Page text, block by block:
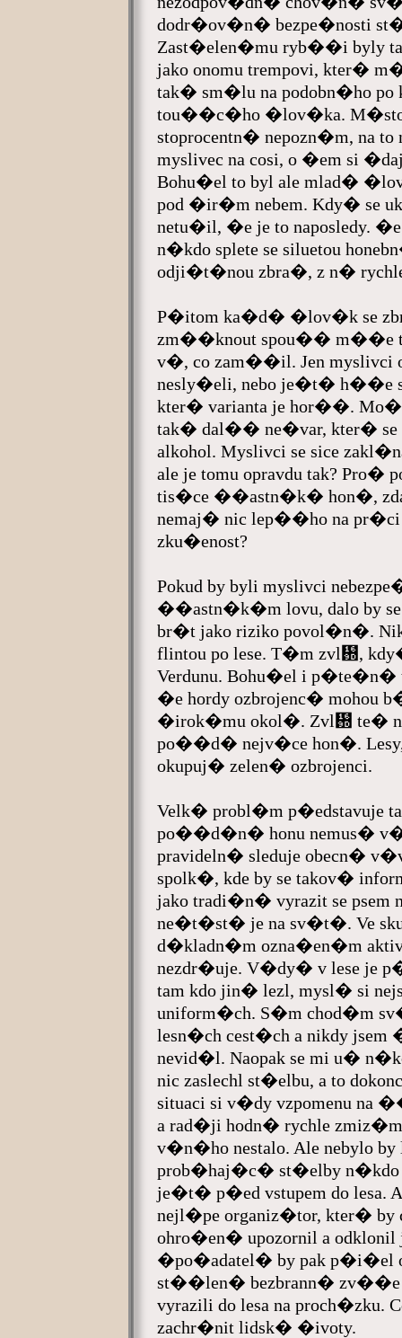
dodr�ov�n� bezpe�nosti
Zast�elen�mu ryb��i byly
jako onomu trempovi, kter�
tak� sm�lu na podobn�ho
tou��c�ho �lov�ka. M�sto
stoprocentn� nepozn�m, na
myslivec na cosi, o �em si
Bohu�el to byl ale mlad�
pod �ir�m nebem. Kdy� se
netu�il, �e je to naposledy.
n�kdo splete se siluetou
odji�t�nou zbra�, z n�
P�itom ka�d� �lov�k se
zm��knout spou�� m��e
v�, co zam��il. Jen myslivci
nesly�eli, nebo je�t� h��e
kter� varianta je hor��.
tak� dal�� ne�var, kter�
alkohol. Myslivci se sice
ale je tomu opravdu tak?
tis�ce ��astn�k� hon�, zda
nemaj� nic lep��ho na pr�ci
zku�enost?
Pokud by byli myslivci
��astn�k�m lovu, dalo by se
br�t jako riziko povol�n�.
flintou po lese. T�m zvl᚝,
Verdunu. Bohu�el i p�te�n�
�e hordy ozbrojenc� mohou
�irok�mu okol�. Zvl᚝ te�
po��d� nejv�ce hon�.
okupuj� zelen� ozbrojenci.
Velk� probl�m p�edstavuje
po��d�n� honu nemus�
pravideln� sleduje obecn�
spolk�, kde by se takov�
jako tradi�n� vyrazit se psem
ne�t�st� je na sv�t�. Ve
d�kladn�m ozna�en�m
nezdr�uje. V�dy� v lese je
tam kdo jin� lezl, mysl� si
uniform�ch. S�m chod�m
lesn�ch cest�ch a nikdy
nevid�l. Naopak se mi u�
nic zaslechl st�elbu, a to
situaci si v�dy vzpomenu na
a rad�ji hodn� rychle
v�n�ho nestalo. Ale nebylo
prob�haj�c� st�elby n�kdo
je�t� p�ed vstupem do lesa.
nejl�pe organiz�tor, kter�
ohro�en� upozornil a odklonil
�po�adatel� by pak p�i�el o
st��len� bezbrann�
vyrazili do lesa na proch�zku.
zachr�nit lidsk� �ivoty.